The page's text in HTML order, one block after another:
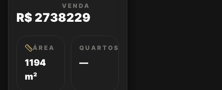
VENDA
R$ 2738229
ÁREA
1194
m²
QUARTOS
—